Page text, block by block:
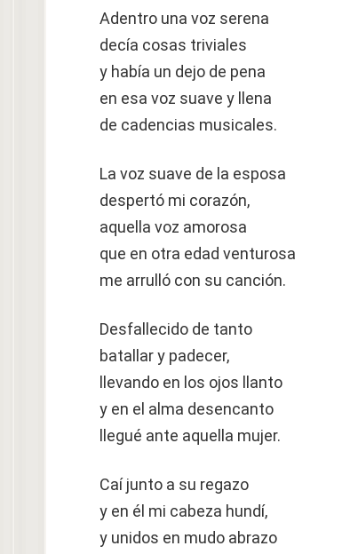
Adentro una voz serena
decía cosas triviales
y había un dejo de pena
en esa voz suave y llena
de cadencias musicales.
La voz suave de la esposa
despertó mi corazón,
aquella voz amorosa
que en otra edad venturosa
me arrulló con su canción.
Desfallecido de tanto
batallar y padecer,
llevando en los ojos llanto
y en el alma desencanto
llegué ante aquella mujer.
Caí junto a su regazo
y en él mi cabeza hundí,
y unidos en mudo abrazo